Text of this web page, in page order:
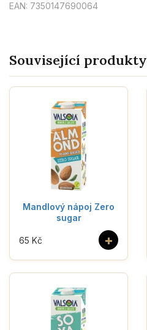
EAN: 7350147690064
Související produkty
Mandlový nápoj Zero
sugar
+
65 Kč